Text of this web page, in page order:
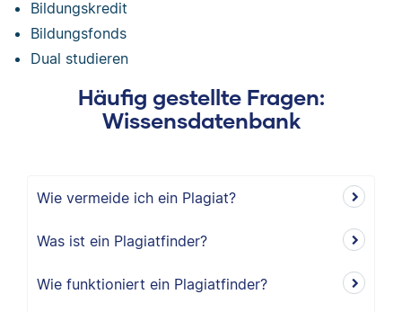
Bildungskredit
Bildungsfonds
Dual studieren
Häufig gestellte Fragen:
Wissensdatenbank
Wie vermeide ich ein Plagiat?
Was ist ein Plagiatfinder?
Wie funktioniert ein Plagiatfinder?